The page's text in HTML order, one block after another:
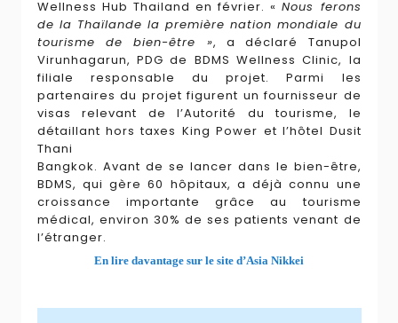
Wellness Hub Thailand en février. «Nous ferons
de la Thaïlande la première nation mondiale du
tourisme de bien-être », a déclaré Tanupol
Virunhagarun, PDG de BDMS Wellness Clinic, la
filiale responsable du projet. Parmi les
partenaires du projet figurent un fournisseur de
visas relevant de l’Autorité du tourisme, le
détaillant hors taxes King Power et l’hôtel Dusit
Thani
Bangkok. Avant de se lancer dans le bien-être,
BDMS, qui gère 60 hôpitaux, a déjà connu une
croissance importante grâce au tourisme
médical, environ 30% de ses patients venant de
l’étranger.
En lire davantage sur le site d’Asia Nikkei